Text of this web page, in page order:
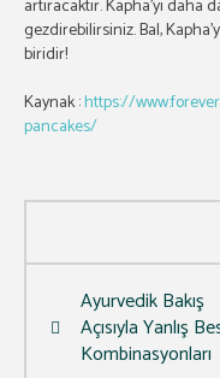
artıracaktır. Kapha’yı
gezdirebilirsiniz. Bal,
biridir!
Kaynak :https://
pancakes/
Ayurvedik Bakış
Açısıyla Yanlış
Kombinasyonları